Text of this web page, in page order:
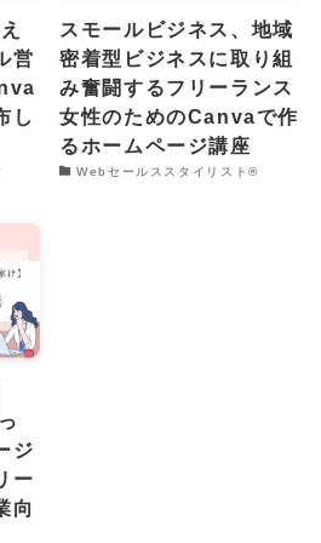
営
し
スモールビジネス、地域
密着型ビジネスに取り組
み奮闘するフリーランス
女性のためのCanvaで作
るホームページ講座
Webセールススタイリスト®︎
ジ
ー
向